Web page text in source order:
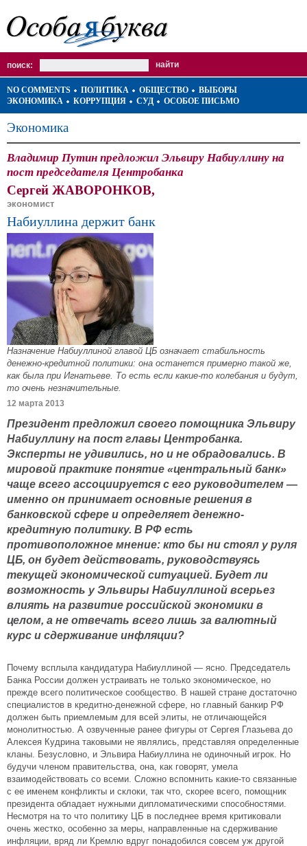
поиск:
NO COMMENTS ПОЛИТИКА ОБЩЕСТВО
ВЫБОРЫ
ЭКОНОМИКА
КОРРУПЦИЯ СУД ОСОБОЕ ПИСЬМО
Экономика
Владимир Путин предложил Эльвиру Набиуллину на
пост председателя Центробанка
Сергей ЖАВОРОНКОВ,
экономист
Набиуллина держит банк
Назначение Набиуллиной главой ЦБ означает стабильность
денежно-кредитной политики: она останется примерно такой же,
как была при Игнатьеве. То есть если какие-то колебания и будут,
то очень незначительные.
12 марта 2013
Президент предложил своего помощника Эльвиру
Набиуллину на пост главы Центробанка.
Эксперты не удивились, но и не обрадовались. В
мировой практике понятие «центральный банк»
чаще всего ассоциируется с его руководителем —
именно он принимает основные решения в
банковской сфере и определяет денежно-
кредитную политику. В РФ есть
противоположное мнение: кто бы ни стоял у руля
ЦБ, он будет действовать, руководствуясь
текущей экономической ситуацией. Будет ли
возможность у Эльвиры Набиуллиной всерьез
влиять на развитие российской экономики в
целом, а не отвечать всего лишь за валютный
курс и сдерживание инфляции?
Почему всплыла кандидатура Набиуллиной — ясно. Председатель
Банка России должен устраивать не только экономическое, но
прежде всего политическое сообщество. В нашей стране достаточно
специалистов в кредитно-денежной сфере, но главный банкир РФ
должен быть приемлемым для всей элиты, не отличающейся
монолитностью. А озвученные ранее фигуры от Сергея Глазьева до
Алексея Кудрина таковыми не являлись, представляя определенные
кланы. Безусловно, и Эльвира Набиуллина не одиночный игрок. Но
будучи членом правительства, она, как говорят, умела
взаимодействовать со всеми. Сложно вспомнить какие-то связанные
с ее именем конфликты и склоки, так что, скорее всего, помощник
президента обладает нужными дипломатическими способностями.
Несмотря на то что политику ЦБ в последнее время критиковали
очень жестко, особенно за меры, направленные на сдерживание
инфляции, вряд ли Кремлю вдруг понадобился совсем уж другой